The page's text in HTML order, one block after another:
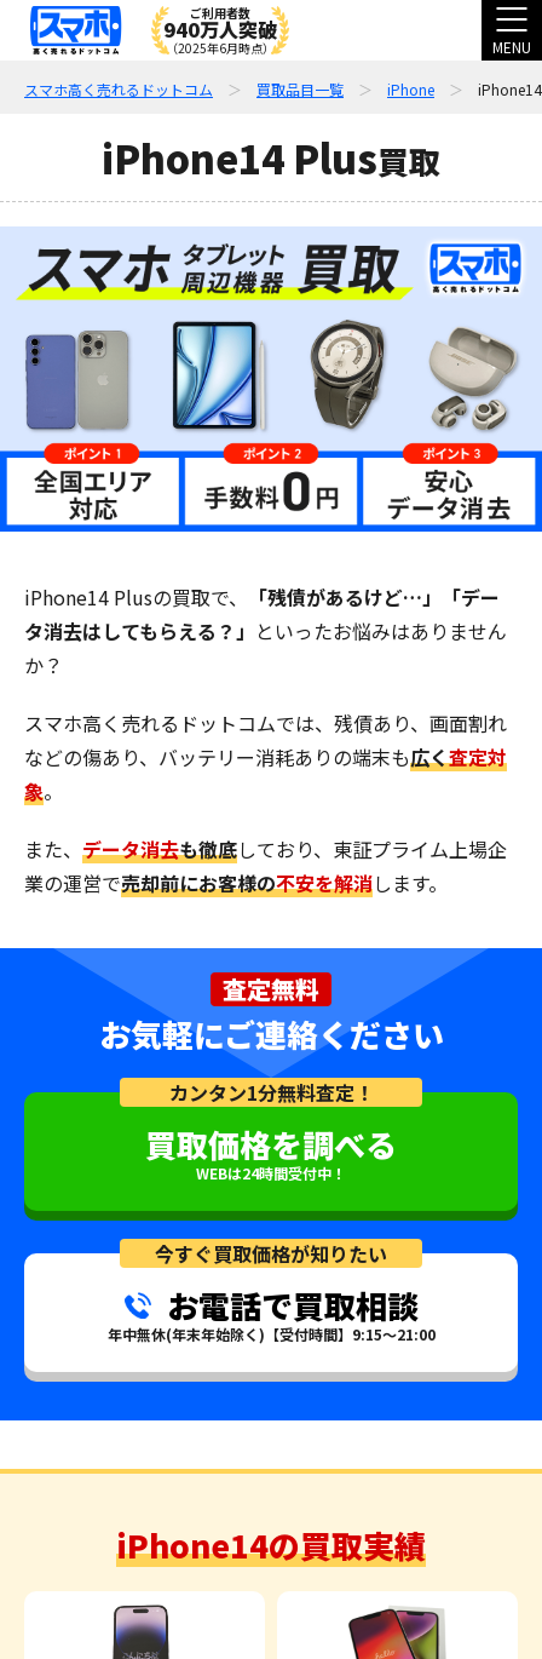
ご利用者数
940万人突破
（2025年6月時点） MENU
スマホ高く売れるドットコム 買取品目一覧 iPhone
iPhone14 Plus買取
iPhone14 Plusの買取で、
「残債があるけど…」「デー
タ消去はしてもらえる？」 といったお悩みはありません
か？
スマホ高く売れるドットコムでは、残債あり、画面割れ
などの傷あり、バッテリー消耗ありの端末も広く査定対
象。
また、 データ消去も徹底しており、東証プライム上場企
業の運営で売却前にお客様の不安を解消します。
査定無料
お気軽にご連絡ください
カンタン1分無料査定！
買取価格を調べる
WEBは24時間受付中！
今すぐ買取価格が知りたい
お電話で買取相談
年中無休(年末年始除く)【受付時間】9:15～21:00
iPhone14の買取実績